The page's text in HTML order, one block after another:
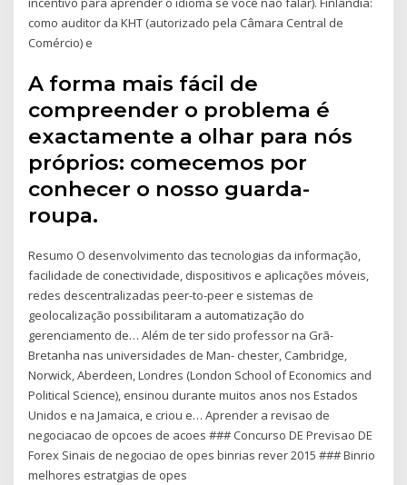
como auditor da KHT (autorizado pela Câmara Central de
Comércio) e
A forma mais fácil de
compreender o problema é
exactamente a olhar para nós
próprios: comecemos por
conhecer o nosso guarda-
roupa.
Resumo O desenvolvimento das tecnologias da informação,
facilidade de conectividade, dispositivos e aplicações móveis,
redes descentralizadas peer-to-peer e sistemas de
geolocalização possibilitaram a automatização do
gerenciamento de… Além de ter sido professor na Grã-
Bretanha nas universidades de Man- chester, Cambridge,
Norwick, Aberdeen, Londres (London School of Economics and
Political Science), ensinou durante muitos anos nos Estados
Unidos e na Jamaica, e criou e… Aprender a revisao de
negociacao de opcoes de acoes ### Concurso DE Previsao DE
Forex Sinais de negociao de opes binrias rever 2015 ### Binrio
melhores estratgias de opes